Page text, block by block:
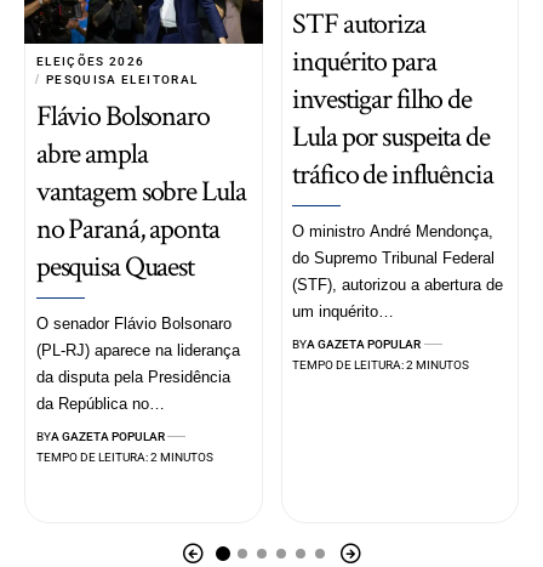
ELEIÇÕES 2026
PESQUISA ELEITORAL
Flávio Bolsonaro
abre ampla
vantagem sobre Lula
no Paraná, aponta
pesquisa Quaest
O senador Flávio Bolsonaro
(PL-RJ) aparece na liderança
da disputa pela Presidência
da República no…
BYA GAZETA POPULAR
TEMPO DE LEITURA: 2 MINUTOS
STF autoriza
inquérito para
investigar filho de
Lula por suspeita de
tráfico de influência
O ministro André Mendonça,
do Supremo Tribunal Federal
(STF), autorizou a abertura de
um inquérito…
BYA GAZETA POPULAR
TEMPO DE LEITURA: 2 MINUTOS